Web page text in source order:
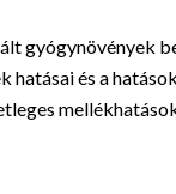
gyógynövények
hatásai és a